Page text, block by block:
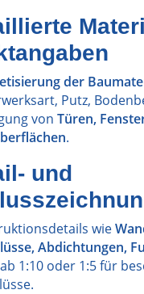
der
Putz,
von Türen,
.
und
wie
Abdichtungen,
1:10 oder 1:5 für